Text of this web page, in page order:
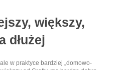
większy,
dłużej
w praktyce bardziej „domowo-